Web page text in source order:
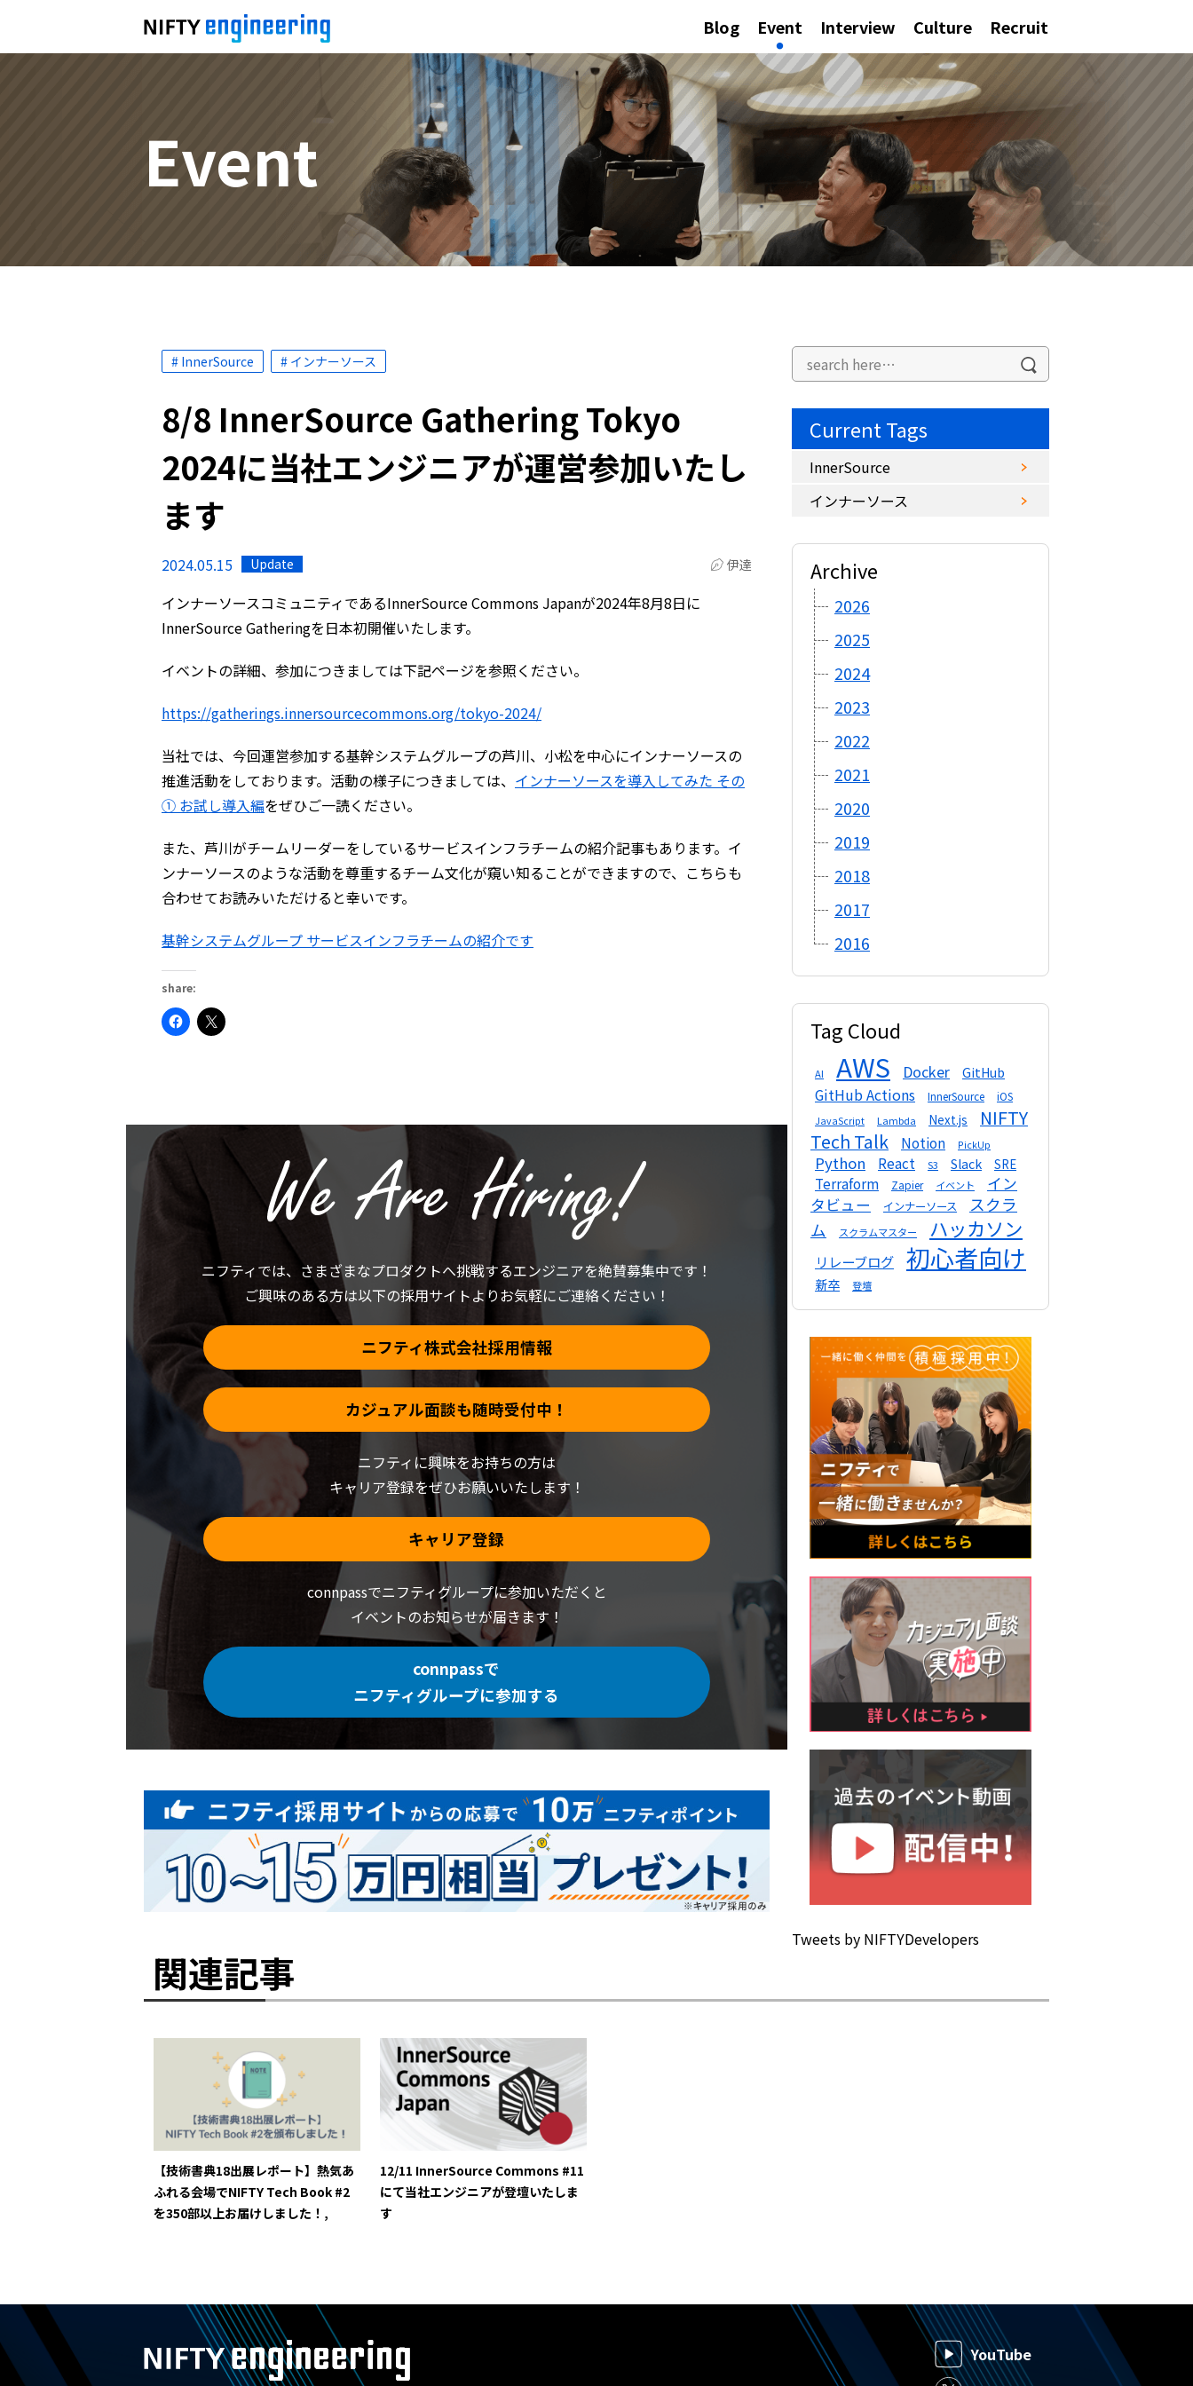
Blog Event Interview Culture Recruit
Event
# InnerSource # インナーソース
8/8 InnerSource Gathering Tokyo
2024に当社エンジニアが運営参加いたし
ます
2024.05.15 Update 伊達
インナーソースコミュニティであるInnerSource Commons Japanが2024年8月8日に
InnerSource Gatheringを日本初開催いたします。
イベントの詳細、参加につきましては下記ページを参照ください。
https://gatherings.innersourcecommons.org/tokyo-2024/
当社では、今回運営参加する基幹システムグループの芦川、小松を中心にインナーソースの
推進活動をしております。活動の様子につきましては、 インナーソースを導入してみた その
① お試し導入編をぜひご一読ください。
また、芦川がチームリーダーをしているサービスインフラチームの紹介記事もあります。イ
ンナーソースのような活動を尊重するチーム文化が窺い知ることができますので、こちらも
合わせてお読みいただけると幸いです。
基幹システムグループ サービスインフラチームの紹介です
share:
Facebook
で
リ
き
ク
リ
有
し
き
す)
ニフティでは、 さまざまなプロダクトへ挑戦するエンジニアを絶賛募集中です！
ご興味のある方は以下の採用サイトよりお気軽にご連絡ください！
ニフティ株式会社採用情報
カジュアル面談も随時受付中！
ニフティに興味をお持ちの方は
キャリア登録をぜひお願いいたします！
キャリア登録
connpassでニフティグループに参加いただくと
イベントのお知らせが届きます！
connpassで
ニフティグループに参加する
Current Tags
InnerSource
インナーソース
Archive
2026
2025
2024
2023
2022
2021
2020
2019
2018
2017
2016
Tag Cloud
AI AWS Docker GitHub
GitHub Actions InnerSource iOS
JavaScript Lambda Next.js
NIFTY
Tech Talk
Notion PickUp
Python React S3 Slack SRE
Terraform Zapier イベント
イン
タビュー
インナーソース
スクラ
ム
スクラムマスター ハッカソン
リレーブログ 初心者向け
新卒 登壇
Tweets by NIFTYDevelopers
関連記事
【技術書典18出展レポート】熱気あ
ふれる会場でNIFTY Tech Book #2
を350部以上お届けしました！,
12/11 InnerSource Commons #11
にて当社エンジニアが登壇いたしま
す
YouTube